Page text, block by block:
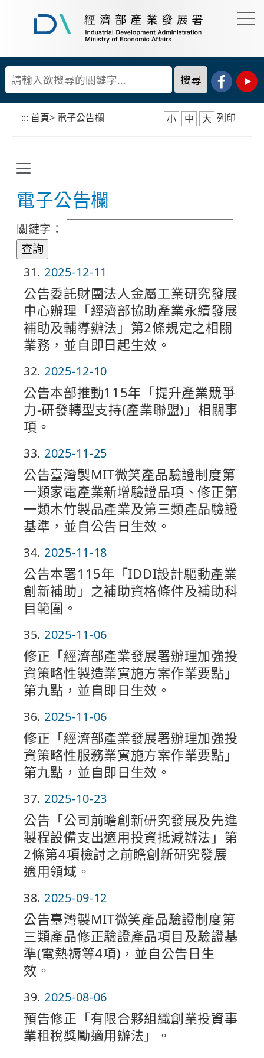
到
主
要
內
容
塊
濟
部
業
發
::: 首頁> 電子公告欄 小 中 大 列印
電子公告欄
關鍵字：
31 2025-12-11
公告委託財團法人金屬工業研究發展
中心辦理「經濟部協助產業永續發展
補助及輔導辦法」第2條規定之相關
業務，並自即日起生效。
32 2025-12-10
公告本部推動115年「提升產業競爭
力-研發轉型支持(產業聯盟)」相關事
項。
33 2025-11-25
公告臺灣製MIT微笑產品驗證制度第
一類家電產業新增驗證品項、修正第
一類木竹製品產業及第三類產品驗證
基準，並自公告日生效。
34 2025-11-18
公告本署115年「IDDI設計驅動產業
創新補助」之補助資格條件及補助科
目範圍。
35 2025-11-06
修正「經濟部產業發展署辦理加強投
資策略性製造業實施方案作業要點」
第九點，並自即日生效。
36 2025-11-06
修正「經濟部產業發展署辦理加強投
資策略性服務業實施方案作業要點」
第九點，並自即日生效。
37 2025-10-23
公告「公司前瞻創新研究發展及先進
製程設備支出適用投資抵減辦法」第
2條第4項檢討之前瞻創新研究發展
適用領域。
38 2025-09-12
公告臺灣製MIT微笑產品驗證制度第
三類產品修正驗證產品項目及驗證基
準(電熱褥等4項)，並自公告日生
效。
39 2025-08-06
預告修正「有限合夥組織創業投資事
業租稅獎勵適用辦法」。